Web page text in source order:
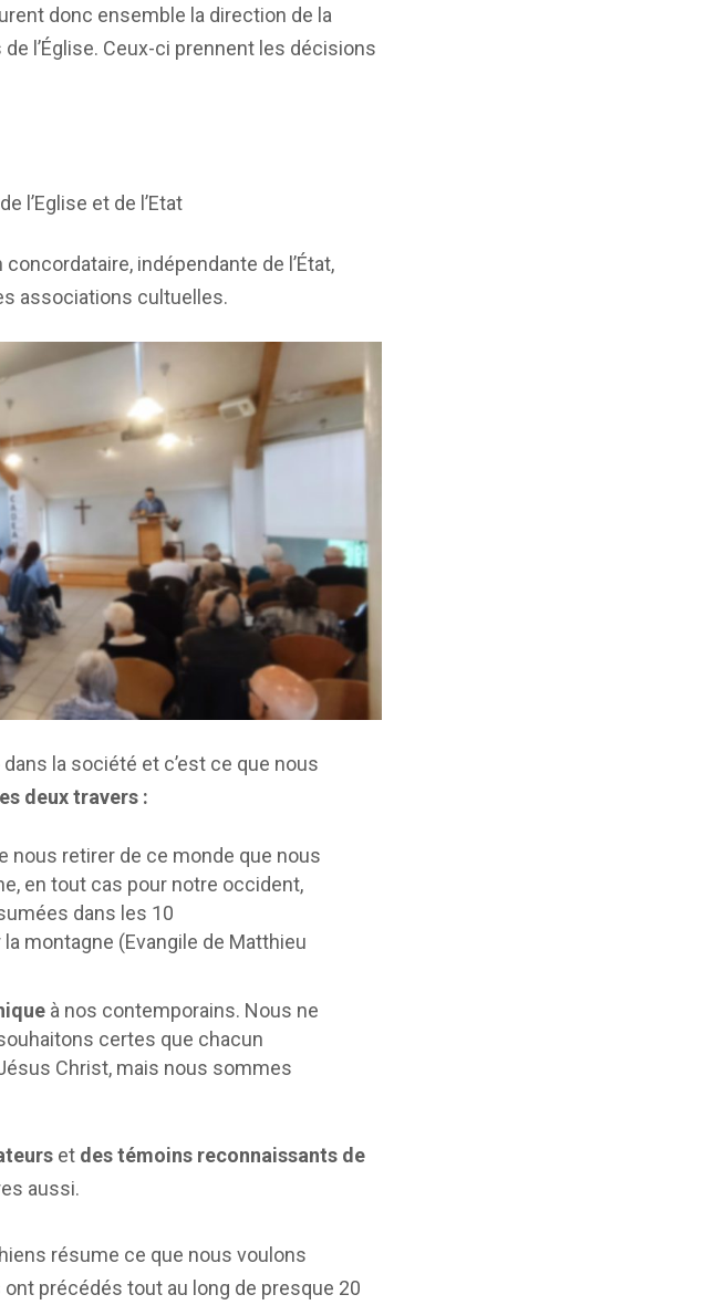
donc ensemble la direction de la
l’Église. Ceux-ci prennent les décisions
l’Eglise et de l’Etat
indépendante de l’État,
associations cultuelles.
la société et c’est ce que nous
deux travers :
nous retirer de ce monde que nous
en tout cas pour notre occident,
dans les 10
montagne (Evangile de Matthieu
à nos contemporains. Nous ne
certes que chacun
Christ, mais nous sommes
et des témoins reconnaissants de
aussi.
résume ce que nous voulons
précédés tout au long de presque 20